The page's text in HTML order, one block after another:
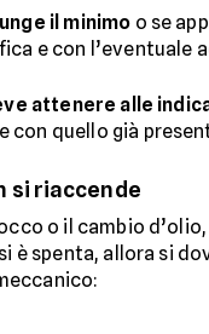
il minimo o se
e con
attenere alle
quello già
si riaccende
o il cambio
è spenta, allora si